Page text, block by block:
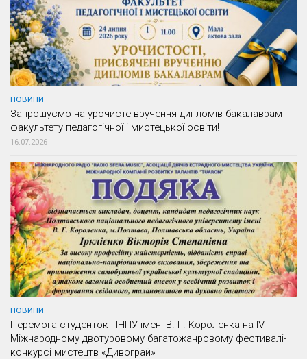
НОВИНИ
Запрошуємо на урочисте вручення дипломів бакалаврам
факультету педагогічної і мистецької освіти!
16.07.2026
НОВИНИ
Перемога студенток ПНПУ імені В. Г. Короленка на IV
Міжнародному двотуровому багатожанровому фестивалі-
конкурсі мистецтв «Дивограй»